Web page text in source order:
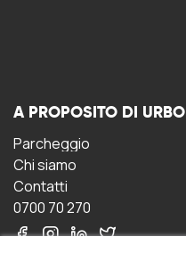
A PROPOSITO DI URBO
Parcheggio
Chi siamo
Contatti
0700 70 270